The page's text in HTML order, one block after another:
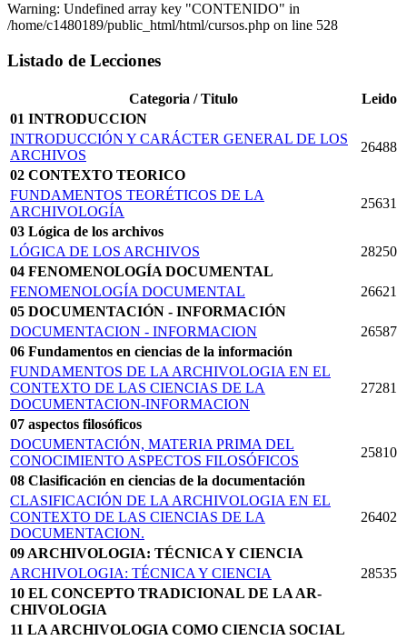
Warning: Undefined array key "CONTENIDO" in
/home/c1480189/public_html/html/cursos.php on line 528
Listado de Lecciones
Categoria / Titulo
Leido
01 INTRODUCCION
INTRODUCCIÓN Y CARÁCTER GENERAL DE LOS
ARCHIVOS
26488
02 CONTEXTO TEORICO
FUNDAMENTOS TEORÉTICOS DE LA
ARCHIVOLOGÍA
25631
03 Lógica de los archivos
LÓGICA DE LOS ARCHIVOS
28250
04 FENOMENOLOGÍA DOCUMENTAL
FENOMENOLOGÍA DOCUMENTAL
26621
05 DOCUMENTACIÓN - INFORMACIÓN
DOCUMENTACION - INFORMACION
26587
06 Fundamentos en ciencias de la información
FUNDAMENTOS DE LA ARCHIVOLOGIA EN EL
CONTEXTO DE LAS CIENCIAS DE LA
DOCUMENTACION-INFORMACION
27281
07 aspectos filosóficos
DOCUMENTACIÓN, MATERIA PRIMA DEL
CONOCIMIENTO ASPECTOS FILOSÓFICOS
25810
08 Clasificación en ciencias de la documentación
CLASIFICACIÓN DE LA ARCHIVOLOGIA EN EL
CONTEXTO DE LAS CIENCIAS DE LA
DOCUMENTACION.
26402
09 ARCHIVOLOGIA: TÉCNICA Y CIENCIA
ARCHIVOLOGIA: TÉCNICA Y CIENCIA
28535
10 EL CONCEPTO TRADICIONAL DE LA AR­
CHIVOLOGIA
11 LA ARCHIVOLOGIA COMO CIENCIA SOCIAL